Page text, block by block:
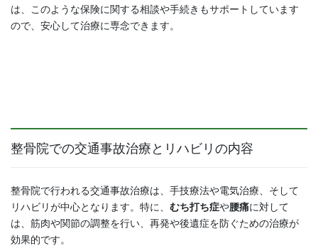
は、このような保険に関する相談や手続きもサポートしています
ので、安心して治療に専念できます。
整骨院での交通事故治療とリハビリの内容
整骨院で行われる交通事故治療は、手技療法や電気治療、そして
リハビリが中心となります。特に、 むち打ち症や腰痛に対して
は、筋肉や関節の調整を行い、再発や後遺症を防ぐための治療が
効果的です。